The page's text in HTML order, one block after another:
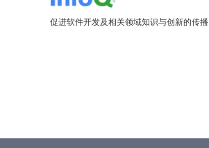
促进软件开发及相关领域知识与创新的传播